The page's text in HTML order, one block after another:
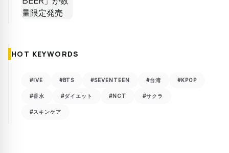
HOT KEYWORDS
#IVE #BTS #SEVENTEEN #台湾 #KPOP
#香水 #ダイエット #NCT #サクラ
#スキンケア